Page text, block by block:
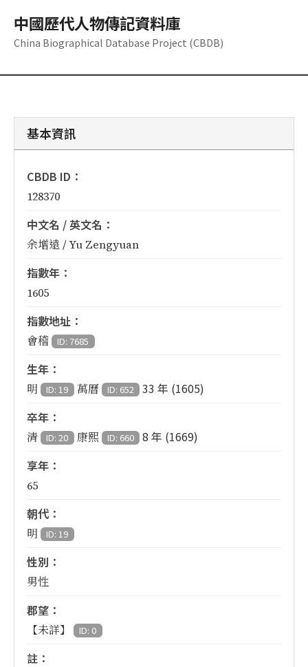
中國歷代人物傳記資料庫
China Biographical Database Project (CBDB)
基本資訊
CBDB ID：
128370
中文名 / 英文名：
余增遠 / Yu Zengyuan
指數年：
1605
指數地址：
會稽 ID: 7685
生年：
明 ID: 19 萬曆 ID: 652
33 年 (1605)
卒年：
清 ID: 20 康熙 ID: 660
8 年 (1669)
享年：
65
朝代：
明 ID: 19
性別：
男性
郡望：
【未詳】 ID: 0
註：